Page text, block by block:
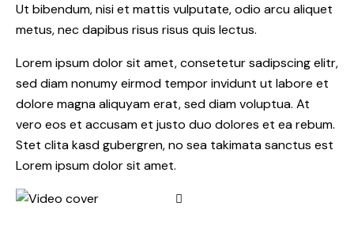
Ut bibendum, nisi et mattis vulputate, odio arcu aliquet
metus, nec dapibus risus risus quis lectus.
Lorem ipsum dolor sit amet, consetetur sadipscing elitr,
sed diam nonumy eirmod tempor invidunt ut labore et
dolore magna aliquyam erat, sed diam voluptua. At
vero eos et accusam et justo duo dolores et ea rebum.
Stet clita kasd gubergren, no sea takimata sanctus est
Lorem ipsum dolor sit amet.